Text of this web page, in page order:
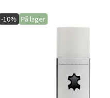
-10% På lager